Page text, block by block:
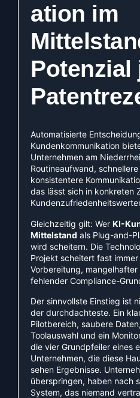
ation im
Potenzial
Automatisierte
Kundenkommunikation
Unternehmen am
Routineaufwand,
konsistentere
das lässt sich in konkreten
Gleichzeitig gilt: Wer KI-
Mittelstand als Plug-and-
wird scheitern. Die
Projekt scheitert fast
Vorbereitung,
fehlender Compliance-
Der sinnvollste Einstieg ist
der durchdachteste. Ein
Pilotbereich, saubere
Toolauswahl und ein
die vier Grundpfeiler eines
Unternehmen, die diese
sehen Ergebnisse.
überspringen, haben nach
System, das niemand